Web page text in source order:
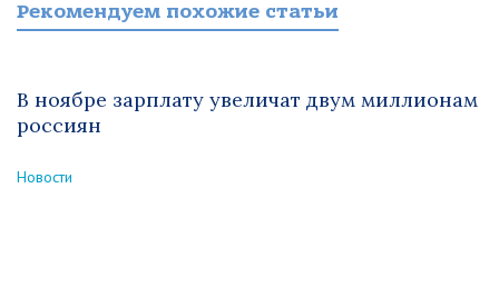
Рекомендуем похожие статьи
В ноябре зарплату увеличат двум миллионам
россиян
Новости